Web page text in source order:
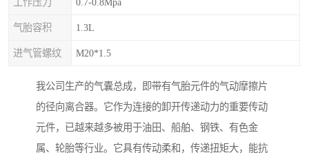
气胎容积 1.3L
进气管螺纹 M20*1.5
我公司生产的气囊总成，即带有气胎元件的气动摩擦片
的径向离合器。它作为连接的卸开传递动力的重要传动
元件，已越来越多被用于油田、船舶、钢铁、有色金
属、轮胎等行业。它具有传动柔和，传递扭矩大，能抗